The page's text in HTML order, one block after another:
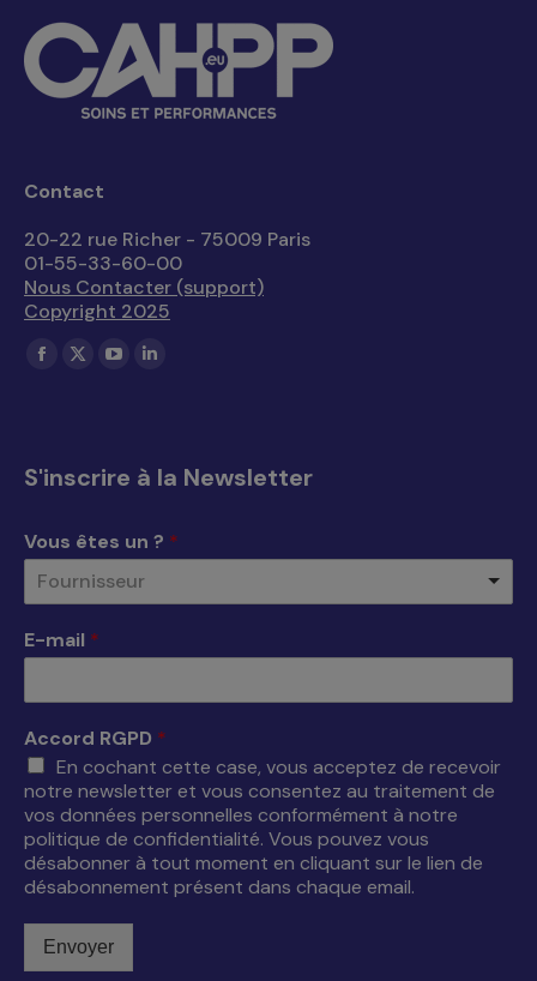
Contact
20-22 rue Richer - 75009 Paris
01-55-33-60-00
Nous Contacter (support)
Copyright 2025
Trouvez nous sur :
La
dans
nouvelle
fenêtre
La
dans
nouvelle
fenêtre
La
dans
nouvelle
fenêtre
La
dans
nouvelle
S'inscrire à la Newsletter
Vous êtes un ? *
Fournisseur
E-mail *
Accord RGPD *
En cochant cette case, vous acceptez de recevoir
notre newsletter et vous consentez au traitement de
vos données personnelles conformément à notre
politique de confidentialité. Vous pouvez vous
désabonner à tout moment en cliquant sur le lien de
désabonnement présent dans chaque email.
Envoyer